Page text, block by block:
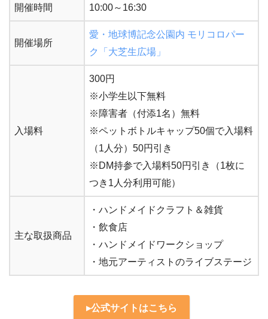
開催時間 10:00～16:30
開催場所
愛・地球博記念公園内 モリコロパー
ク「大芝生広場」
入場料
300円
※小学生以下無料
※障害者（付添1名）無料
※ペットボトルキャップ50個で入場料
（1人分）50円引き
※DM持参で入場料50円引き（1枚に
つき1人分利用可能）
主な取扱商品
・ハンドメイドクラフト＆雑貨
・飲食店
・ハンドメイドワークショップ
・地元アーティストのライブステージ
▸公式サイトはこちら